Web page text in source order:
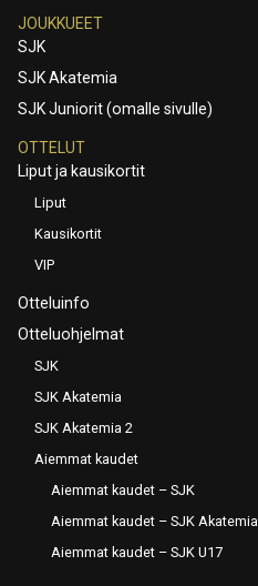
JOUKKUEET
SJK
SJK Akatemia
SJK Juniorit (omalle sivulle)
OTTELUT
Liput ja kausikortit
Liput
Kausikortit
VIP
Otteluinfo
Otteluohjelmat
SJK
SJK Akatemia
SJK Akatemia 2
Aiemmat kaudet
Aiemmat kaudet – SJK
Aiemmat kaudet – SJK Akatemia
Aiemmat kaudet – SJK U17